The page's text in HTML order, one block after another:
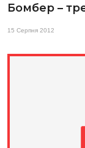
Бомбер –
15 Серпня 2012